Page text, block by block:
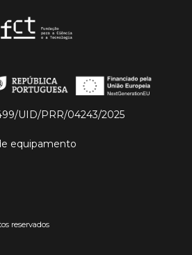
reservados
UID/PRR/04243/2025
equipamento